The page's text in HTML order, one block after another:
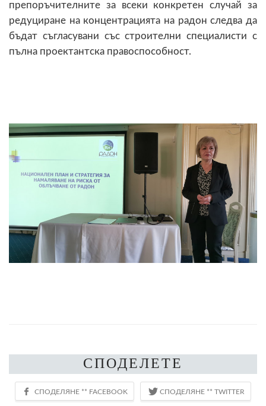
препоръчителните за всеки конкретен случай за
редуциране на концентрацията на радон следва да
бъдат съгласувани със строителни специалисти с
пълна проектантска правоспособност.
СПОДЕЛЕТЕ